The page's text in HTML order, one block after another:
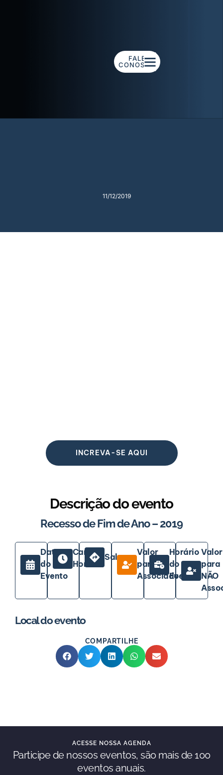
FALE
CONOSCO
11/12/2019
INCREVA-SE AQUI
Descrição do evento
Recesso de Fim de Ano – 2019
Data
do
Evento
Carga
Horária
Sala
Valor
para
Associados
Horário
do
Evento
Valor
para
NÃO
Local do evento
COMPARTILHE
ACESSE NOSSA AGENDA
Participe de nossos eventos, são mais de 100
eventos anuais.